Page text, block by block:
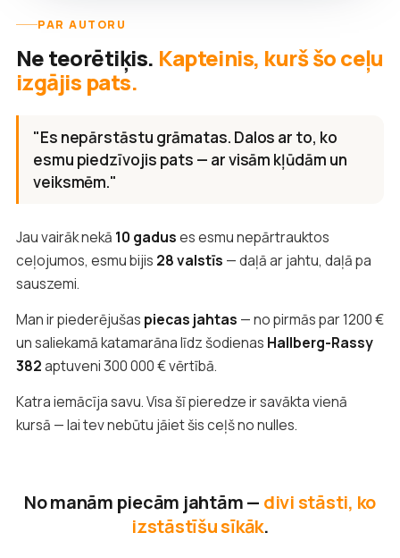
PAR AUTORU
Ne teorētiķis. Kapteinis, kurš šo ceļu
izgājis pats.
"Es nepārstāstu grāmatas. Dalos ar to, ko
esmu piedzīvojis pats — ar visām kļūdām un
veiksmēm."
Jau vairāk nekā 10 gaduses esmu nepārtrauktos
ceļojumos, esmu bijis 28 valstīs — daļā ar jahtu, daļā pa
sauszemi.
Man ir piederējušas piecas jahtas — no pirmās par 1200 €
un saliekamā katamarāna līdz šodienas Hallberg-Rassy
382aptuveni 300 000 € vērtībā.
Katra iemācīja savu. Visa šī pieredze ir savākta vienā
kursā — lai tev nebūtu jāiet šis ceļš no nulles.
No manām piecām jahtām — divi stāsti, ko
izstāstīšu sīkāk.